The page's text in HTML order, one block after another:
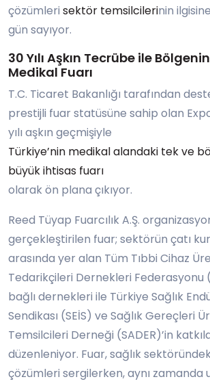
çözümleri sektör temsilcilerinin
gün sayıyor.
30 Yılı Aşkın Tecrübe ile
Medikal Fuarı
T.C. Ticaret Bakanlığı tarafından
prestijli fuar statüsüne sahip olan
yılı aşkın geçmişiyle
Türkiye’nin medikal alandaki tek ve
büyük ihtisas fuarı
olarak ön plana çıkıyor.
Reed Tüyap Fuarcılık A.Ş.
gerçekleştirilen fuar; sektörün çatı
arasında yer alan Tüm Tıbbi Cihaz
Tedarikçileri Dernekleri Federasyonu
bağlı dernekleri ile Türkiye Sağlık
Sendikası (SEİS) ve Sağlık Gereçleri
Temsilcileri Derneği (SADER)’in
düzenleniyor. Fuar, sağlık
çözümleri sergilerken, aynı zamanda